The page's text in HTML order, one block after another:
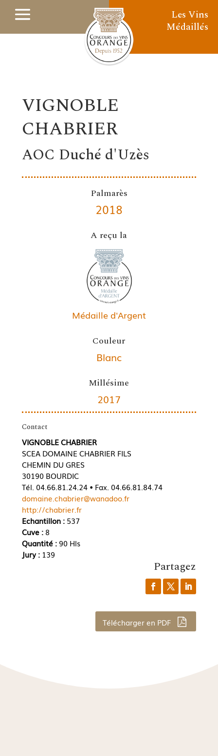
Les Vins
Médaillés
VIGNOBLE
CHABRIER
AOC Duché d'Uzès
Palmarès
2018
A reçu la
Médaille d'Argent
Couleur
Blanc
Millésime
2017
Contact
VIGNOBLE CHABRIER
SCEA DOMAINE CHABRIER FILS
CHEMIN DU GRES
30190 BOURDIC
Tél. 04.66.81.24.24 • Fax. 04.66.81.84.74
domaine.chabrier@wanadoo.fr
http://chabrier.fr
Echantillon :537
Cuve : 8
Quantité : 90 Hls
Jury : 139
Partagez
Télécharger en PDF